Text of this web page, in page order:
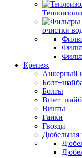
очистки
Крепеж
Анкерный
Болты
Винты
Гайки
Гвозди
Дюбельная